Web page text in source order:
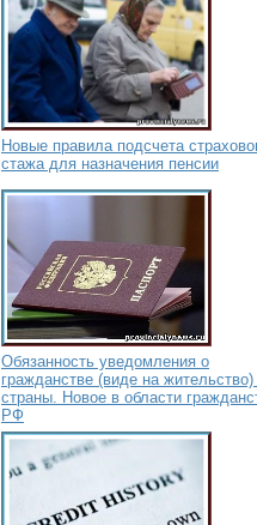
Новые правила подсчета
стажа для назначения пенсии
Обязанность уведомления о
гражданстве (виде на жительство)
страны. Новое в области
РФ